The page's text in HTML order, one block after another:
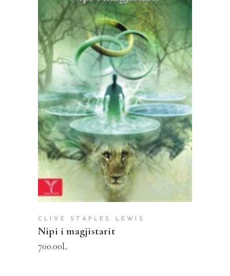
SHTOJE NË SHPORTË
CLIVE STAPLES LEWIS
Nipi i magjistarit
700.00L